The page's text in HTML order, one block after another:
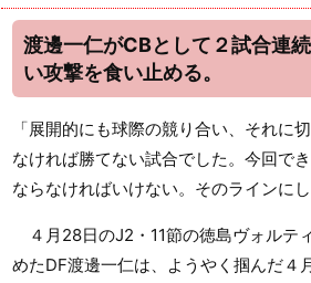
渡邊一仁がCBとして２試合連
い攻撃を食い止める。
「展開的にも球際の競り合い、それに
なければ勝てない試合でした。今回で
ならなければいけない。そのラインにし
４月28日のJ2・11節の徳島ヴォルテ
めたDF渡邊一仁は、ようやく掴んだ４